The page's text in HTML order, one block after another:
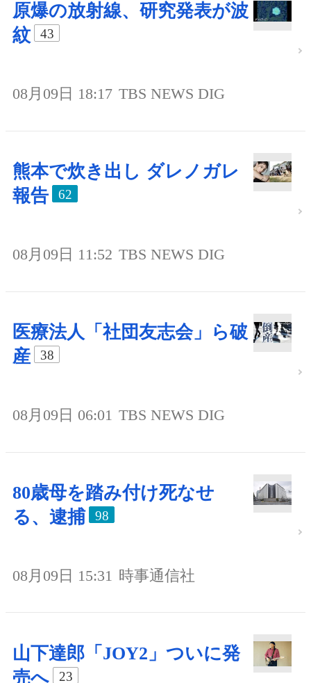
原爆の放射線、研究発表が波
紋
43
08月09日 18:17 TBS NEWS DIG
熊本で炊き出し ダレノガレ
報告
62
08月09日 11:52 TBS NEWS DIG
医療法人「社団友志会」ら破
産
38
08月09日 06:01 TBS NEWS DIG
80歳母を踏み付け死なせ
る、逮捕
98
08月09日 15:31 時事通信社
山下達郎「JOY2」ついに発
売へ
23